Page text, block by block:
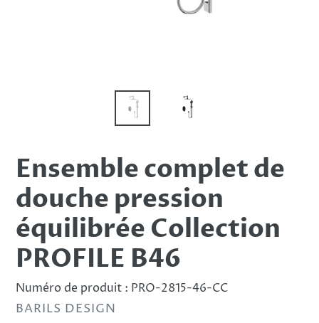
Ensemble complet de
douche pression
équilibrée Collection
PROFILE B46
Numéro de produit : PRO-2815-46-CC
DISTRIBUTEUR
BARILS DESIGN